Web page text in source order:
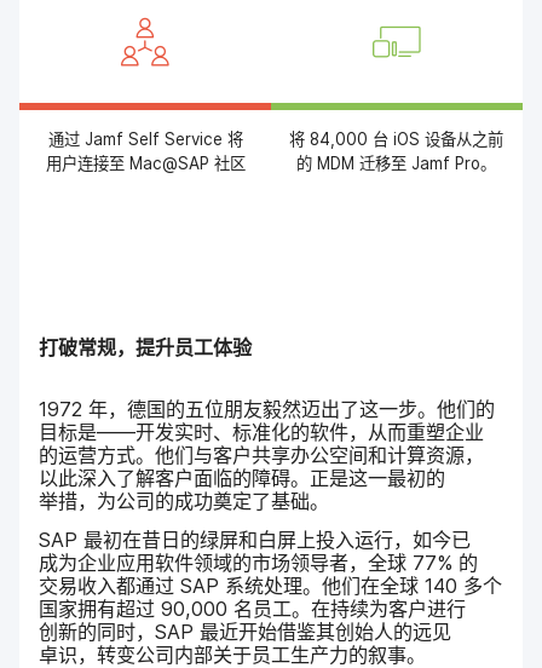
通过Jamf Self Service 将​
用户​连​接​至Mac@SAP 社区
将 84 ,000 台 iOS设备​从​之前​
的 MDM迁移至 Jamf Pro。
打破​常规，​提升​员工​体验
1972年，​德国​的​五位​朋友​毅然​迈出​了​这​一​步。​他们​的​
目标​是​——​开发​实时、​标准化​的​软件，​从​而​重塑​企业​
的​运营​方式。​他们​与​客户​共​享办​公空间​和​计算​资源，​
以此​深入​了解​客​户​面临​的​障碍。​正​是​这​一​最初​的​
举措，​为​公司​的​成功​奠定​了​基础。
SAP最​初​在​昔日​的​绿屏​和​白屏上​投入​运行，​如今​已​
成为​企业​应用​软件​领域​的​市场​领导者，​全球 77% 的​
交易​收入​都​通过 SAP 系统​处理。​他们​在​全球 140 多​个​
国家​拥有​超过 90,000 名​员工。​在​持续​为​客户​进行​
创新​的​同时，SAP最近​开始​借鉴其​创始人​的​远见​
卓识，​转变​公司​内部​关于​员工​生产力​的​叙事。